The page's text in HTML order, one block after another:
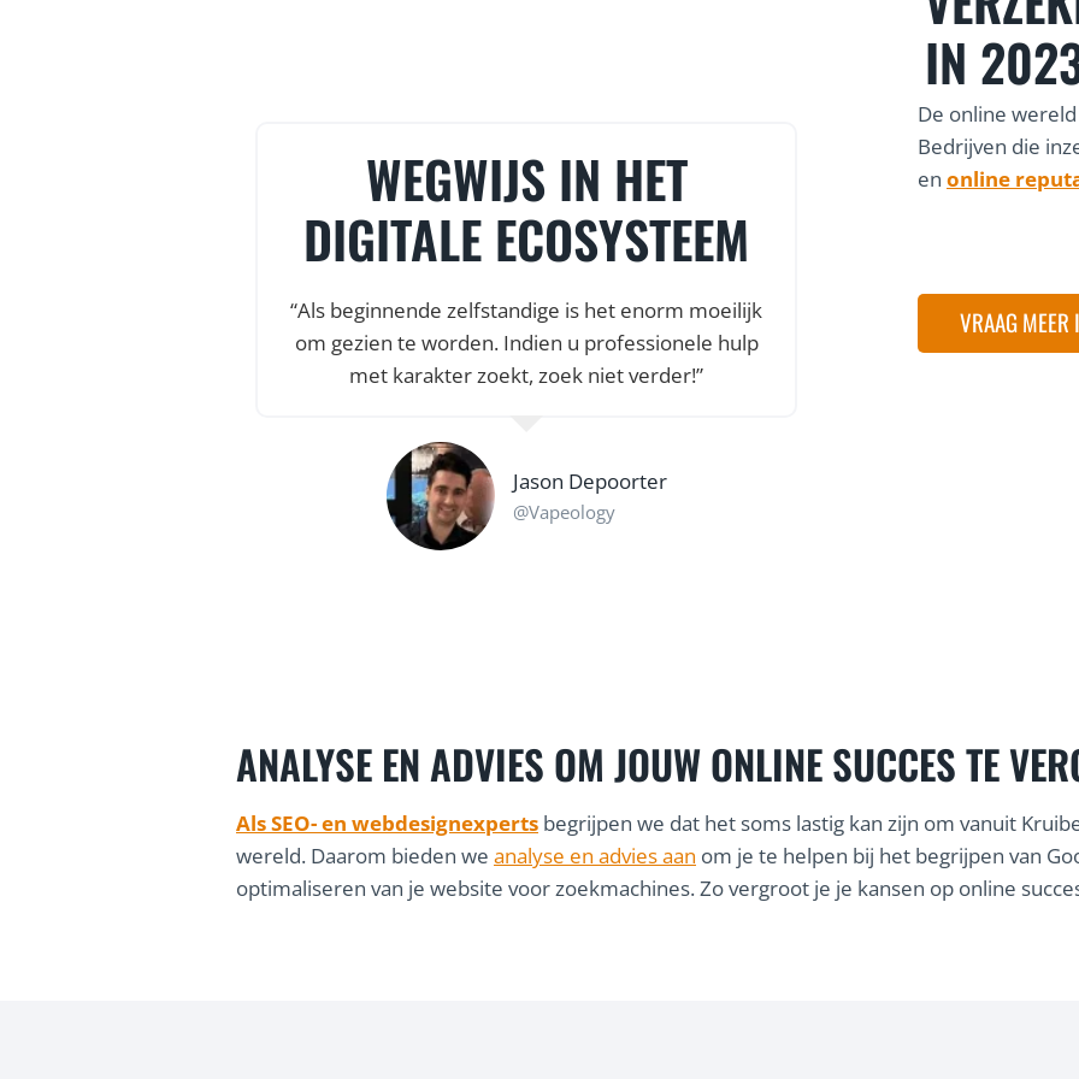
IN
WEGWIJS IN HET
DIGITALE ECOSYSTEEM
“Als beginnende zelfstandige is het enorm moeilijk
om gezien te worden. Indien u professionele hulp
met karakter zoekt, zoek niet verder!”
Jason Depoorter
@Vapeology
VLOTTE
“Dankzij de snelle en
webshop al online,
De online
Bedrijven die
en online
VRAAG MEER
ANALYSE EN ADVIES OM JOUW ONLINE SUCCES TE
Als SEO- en webdesignexperts begrijpen we dat het soms lastig kan zijn om vanuit
wereld. Daarom bieden we analyse en advies aan om je te helpen bij het begrijpen van
optimaliseren van je website voor zoekmachines. Zo vergroot je je kansen op online